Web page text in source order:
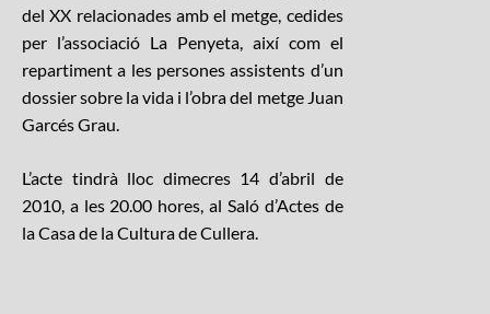
del XX relacionades amb el metge, cedides
per l’associació La Penyeta, així com el
repartiment a les persones assistents d’un
dossier sobre la vida i l’obra del metge Juan
Garcés Grau.
L’acte tindrà lloc dimecres 14 d’abril de
2010, a les 20.00 hores, al Saló d’Actes de
la Casa de la Cultura de Cullera.